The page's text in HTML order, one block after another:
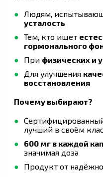
Людям,
усталость
Тем, кто ищет
гормонального
При физических и
Для улучшения
восстановления
Почему выбирают?
лучший в своём
600 мг в каждой
значимая доза
Продукт от